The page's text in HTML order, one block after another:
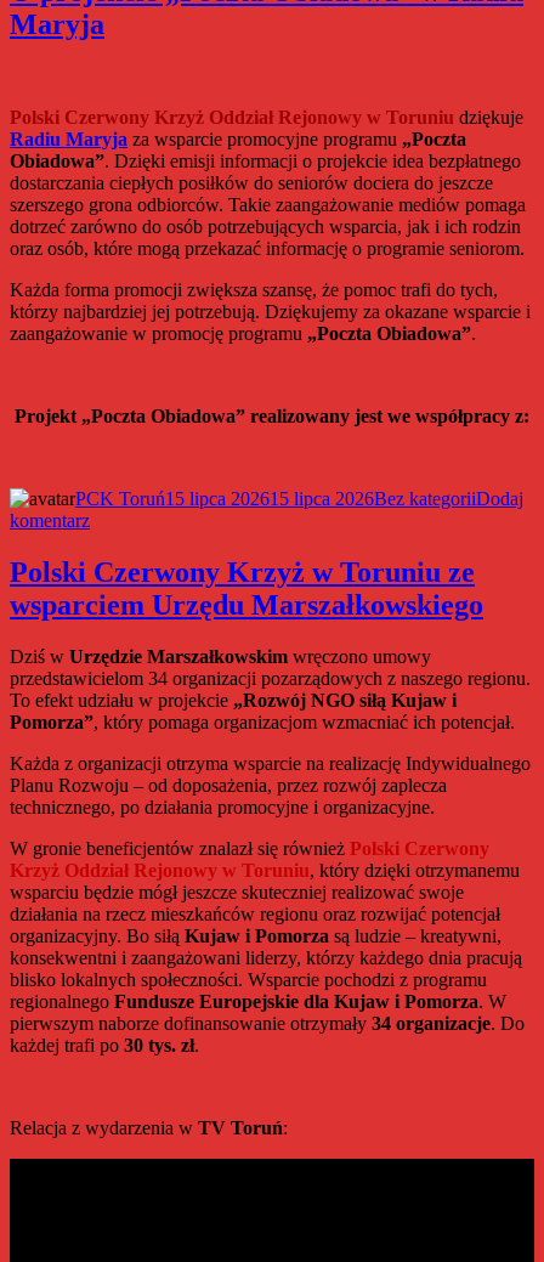
do
Programu
Organizacji
Pozarządowych
–
edycja
2026
Maryja
Polski Czerwony Krzyż Oddział Rejonowy w Toruniu dziękuje
Radiu Maryja za wsparcie promocyjne programu „Poczta
Obiadowa”. Dzięki emisji informacji o projekcie idea bezpłatnego
dostarczania ciepłych posiłków do seniorów dociera do jeszcze
szerszego grona odbiorców. Takie zaangażowanie mediów pomaga
dotrzeć zarówno do osób potrzebujących wsparcia, jak i ich rodzin
oraz osób, które mogą przekazać informację o programie seniorom.
Każda forma promocji zwiększa szansę, że pomoc trafi do tych,
którzy najbardziej jej potrzebują. Dziękujemy za okazane wsparcie i
zaangażowanie w promocję programu „Poczta Obiadowa”.
Projekt „Poczta Obiadowa” realizowany jest we współpracy z:
Autor
PCK ToruńData
15 lipca 202615 lipca 2026Kategorie
Bez kategoriiDodaj
komentarzdo
projekcie
„Poczta
Obiadowa”
Radiu
Maryja
Polski Czerwony Krzyż w Toruniu ze
wsparciem Urzędu Marszałkowskiego
Dziś w Urzędzie Marszałkowskim wręczono umowy
przedstawicielom 34 organizacji pozarządowych z naszego regionu.
To efekt udziału w projekcie „Rozwój NGO siłą Kujaw i
Pomorza”, który pomaga organizacjom wzmacniać ich potencjał.
Każda z organizacji otrzyma wsparcie na realizację Indywidualnego
Planu Rozwoju – od doposażenia, przez rozwój zaplecza
technicznego, po działania promocyjne i organizacyjne.
W gronie beneficjentów znalazł się również Polski Czerwony
Krzyż Oddział Rejonowy w Toruniu, który dzięki otrzymanemu
wsparciu będzie mógł jeszcze skuteczniej realizować swoje
działania na rzecz mieszkańców regionu oraz rozwijać potencjał
organizacyjny. Bo siłą Kujaw i Pomorza są ludzie – kreatywni,
konsekwentni i zaangażowani liderzy, którzy każdego dnia pracują
blisko lokalnych społeczności. Wsparcie pochodzi z programu
regionalnego Fundusze Europejskie dla Kujaw i Pomorza. W
pierwszym naborze dofinansowanie otrzymały 34 organizacje. Do
każdej trafi po 30 tys. zł.
Relacja z wydarzenia w TV Toruń: